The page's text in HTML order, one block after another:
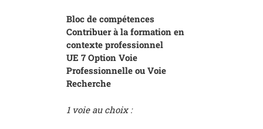
Bloc de compétences
Contribuer à la formation en
contexte professionnel
UE 7 Option Voie
Professionnelle ou Voie
Recherche
1 voie au choix :